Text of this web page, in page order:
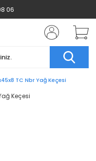
06
TC Nbr Yağ Keçesi